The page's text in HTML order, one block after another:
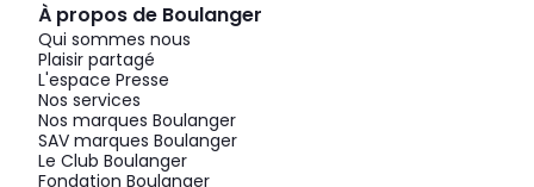
À propos de Boulanger
Qui sommes nous
Plaisir partagé
L'espace Presse
Nos services
Nos marques Boulanger
SAV marques Boulanger
Le Club Boulanger
Fondation Boulanger